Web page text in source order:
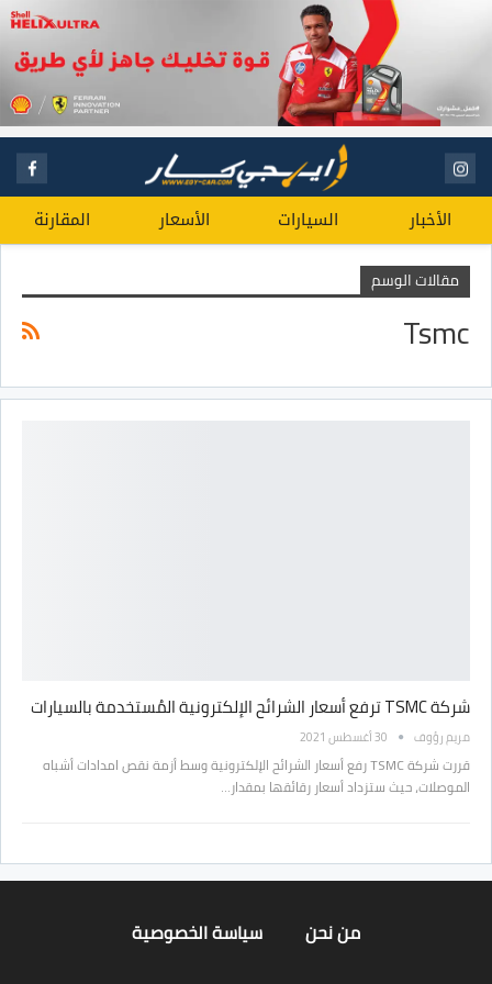
الأخبار السيارات الأسعار المقارنة
مقالات الوسم
Tsmc
شركة TSMC ترفع أسعار الشرائح الإلكترونية المُستخدمة بالسيارات
مريم رؤوف 30 أغسطس 2021
قررت شركة TSMC رفع أسعار الشرائح الإلكترونية وسط أزمة نقص امدادات أشباه
الموصلات، حيث ستزداد أسعار رقائقها بمقدار…
من نحن سياسة الخصوصية